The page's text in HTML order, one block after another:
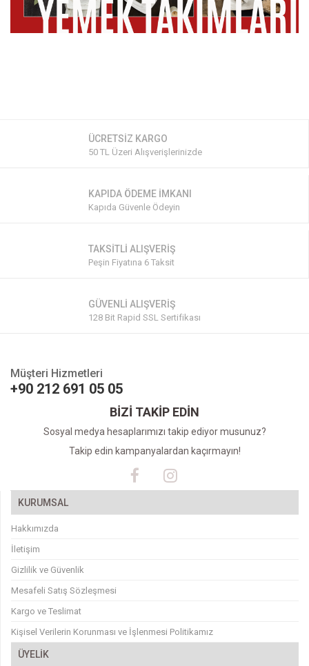
ÜCRETSİZ KARGO
50 TL Üzeri Alışverişlerinizde
KAPIDA ÖDEME İMKANI
Kapıda Güvenle Ödeyin
TAKSİTLİ ALIŞVERİŞ
Peşin Fiyatına 6 Taksit
GÜVENLİ ALIŞVERİŞ
128 Bit Rapid SSL Sertifikası
Müşteri Hizmetleri
+90 212 691 05 05
BİZİ TAKİP EDİN
Sosyal medya hesaplarımızı takip ediyor musunuz?
Takip edin kampanyalardan kaçırmayın!
KURUMSAL
Hakkımızda
İletişim
Gizlilik ve Güvenlik
Mesafeli Satış Sözleşmesi
Kargo ve Teslimat
Kişisel Verilerin Korunması ve İşlenmesi Politikamız
ÜYELİK